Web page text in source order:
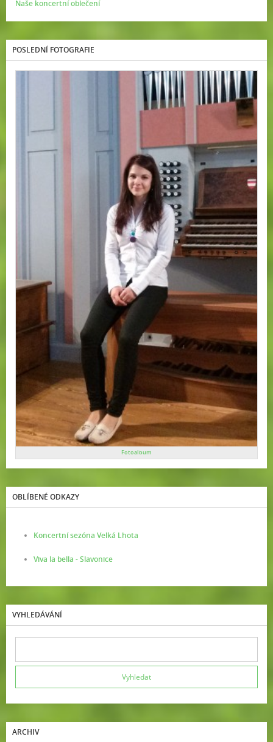
Naše koncertní oblečení
POSLEDNÍ FOTOGRAFIE
Fotoalbum
OBLÍBENÉ ODKAZY
Koncertní sezóna Velká Lhota
Viva la bella - Slavonice
VYHLEDÁVÁNÍ
ARCHIV